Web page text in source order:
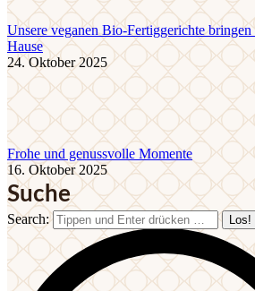
Unsere veganen Bio-Fertiggerichte
Hause
24. Oktober 2025
Frohe und genussvolle Momente
16. Oktober 2025
Suche
Search: